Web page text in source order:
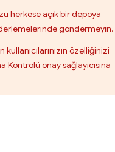
herkese açık bir depoya
göndermeyin.
kullanıcılarınızın özelliğinizi
onay sağlayıcısına